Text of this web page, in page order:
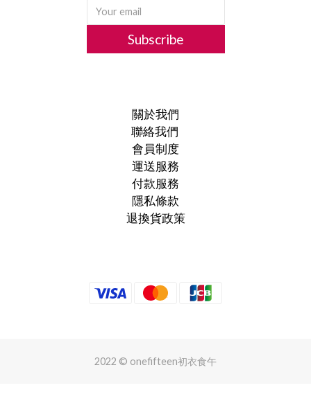
Subscribe
關於我們
聯絡我們
會員制度
運送服務
付款服務
隱私條款
退換貨政策
2022 © onefifteen初衣食午